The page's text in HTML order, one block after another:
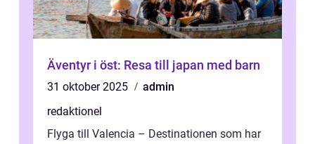
Äventyr i öst: Resa till japan med barn
31 oktober 2025
admin
redaktionel
Flyga till Valencia – Destinationen som har